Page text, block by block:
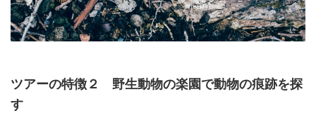
ツアーの特徴２ 野生動物の楽園で動物の痕跡を探
す